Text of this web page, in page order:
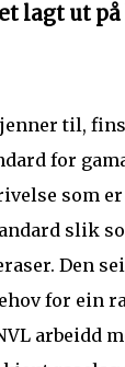
lagt ut
til,
for
som er
slik
Den
for ein
arbeidd